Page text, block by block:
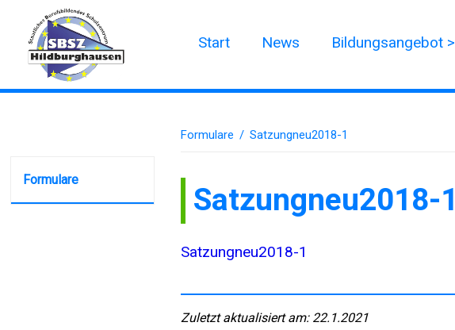
Start News Bildungsangebot >
Formulare
Formulare / Satzungneu2018-1
Satzungneu2018-1
Satzungneu2018-1
Zuletzt aktualisiert am: 22.1.2021